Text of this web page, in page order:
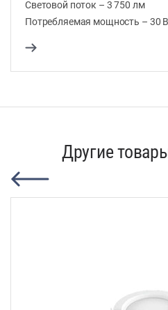
Световой поток – 3 750 лм
Потребляемая мощность – 30
Другие